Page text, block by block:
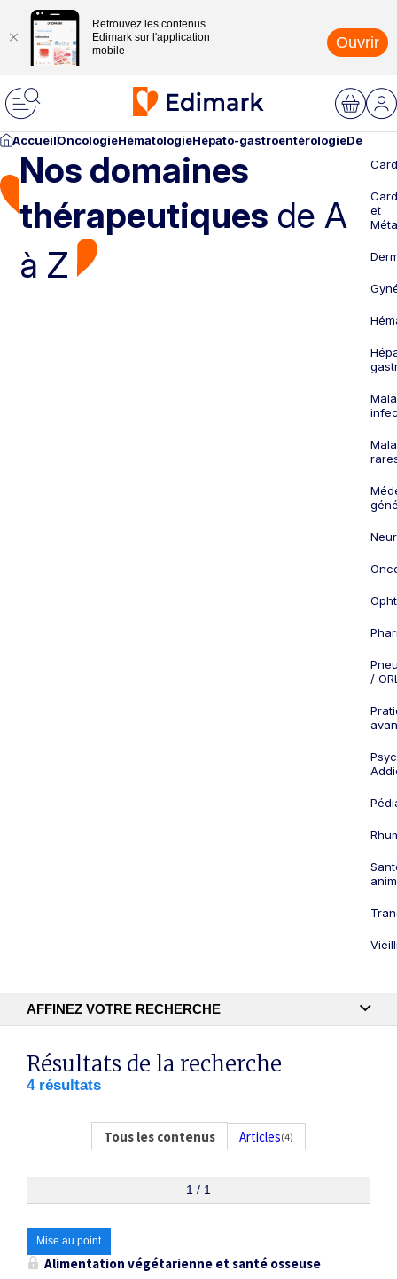
Retrouvez les contenus
Edimark sur l'application
mobile
Ouvrir
AccueilOncologieHématologieHépato-gastroentérologie
Nos domaines
thérapeutiques de A
à Z
et
/
AFFINEZ VOTRE RECHERCHE
Recherche textuelle
Résultats de la recherche
4 résultats
Tous les contenus Articles(4)
1 / 1
Mise au point
Alimentation végétarienne et santé osseuse